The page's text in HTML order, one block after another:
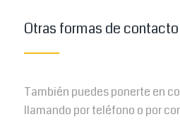
Otras formas de contacto
También puedes ponerte en
llamando por teléfono o por